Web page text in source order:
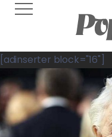
[adinserter block="16"]